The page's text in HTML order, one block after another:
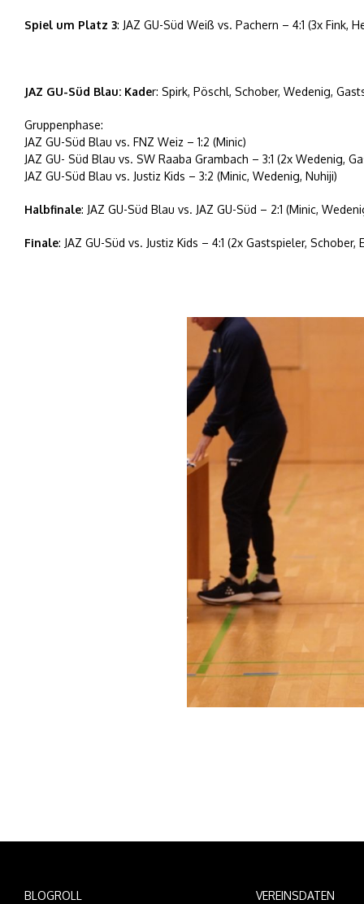
Spiel um Platz 3: JAZ GU-Süd Weiß vs. Pachern – 4:1 (3x Fink,
JAZ GU-Süd Blau: Kader: Spirk, Pöschl, Schober, Wedenig,
Gruppenphase:
JAZ GU-Süd Blau vs. FNZ Weiz – 1:2 (Minic)
JAZ GU- Süd Blau vs. SW Raaba Grambach – 3:1 (2x Wedenig,
JAZ GU-Süd Blau vs. Justiz Kids – 3:2 (Minic, Wedenig, Nuhiji)
Halbfinale: JAZ GU-Süd Blau vs. JAZ GU-Süd – 2:1 (Minic,
Finale: JAZ GU-Süd vs. Justiz Kids – 4:1 (2x Gastspieler, Schober,
BLOGROLL VEREINSDATEN